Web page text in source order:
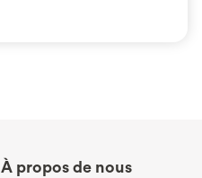
À propos de nous